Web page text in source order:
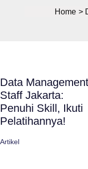
Home
Data Management
Staff Jakarta:
Penuhi Skill, Ikuti
Pelatihannya!
Artikel